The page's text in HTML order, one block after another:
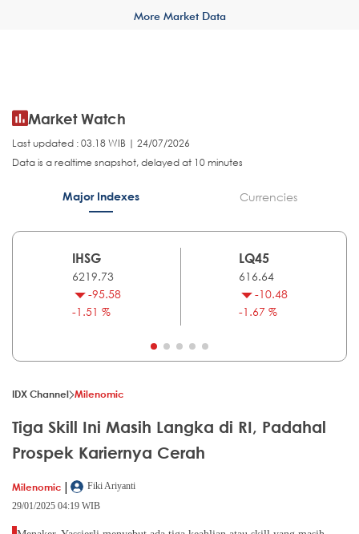
More Market Data
Market Watch
Last updated : 03.18 WIB | 24/07/2026
Data is a realtime snapshot, delayed at 10 minutes
Major Indexes Currencies
IHSG
6219.73
-95.58
-1.51 %
LQ45
616.64
-10.48
-1.67 %
IDX Channel Milenomic
Tiga Skill Ini Masih Langka di RI, Padahal
Prospek Kariernya Cerah
Milenomic |
Fiki Ariyanti
29/01/2025 04:19 WIB